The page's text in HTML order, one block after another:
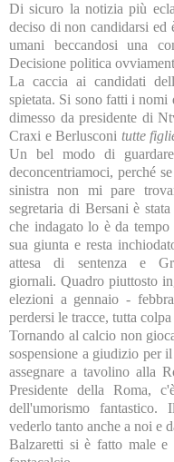
Di sicuro la notizia più
deciso di non candidarsi ed
umani beccandosi una
Decisione politica
La caccia ai candidati
spietata. Si sono fatti i
dimesso da presidente di
Craxi e Berlusconi tutte
Un bel modo di
deconcentriamoci, perché
sinistra non mi pare
segretaria di Bersani è
che indagato lo è da
sua giunta e resta
attesa di sentenza e
giornali. Quadro piuttosto
elezioni a gennaio -
perdersi le tracce, tutta
Tornando al calcio non
sospensione a giudizio per
assegnare a tavolino alla
Presidente della Roma,
dell'umorismo fantastico.
vederlo tanto anche a noi e
Balzaretti si è fatto male